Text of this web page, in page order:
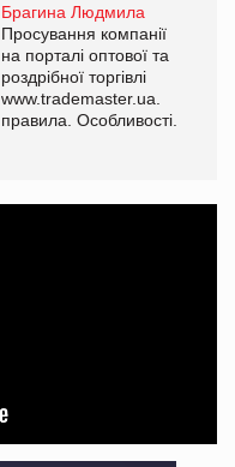
Брагина Людмила
Просування компанії
на порталі оптової та
роздрібної торгівлі
www.trademaster.ua.
правила. Особливості.